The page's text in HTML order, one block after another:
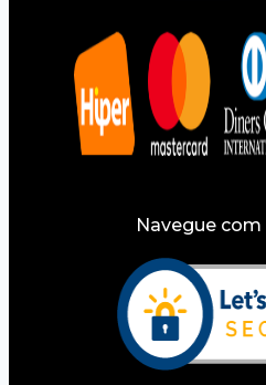
Navegue